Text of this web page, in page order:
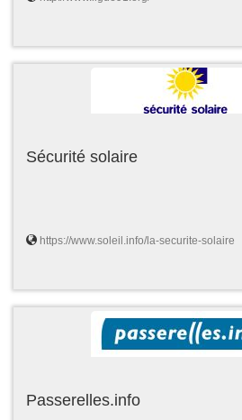
Sécurité solaire
https://www.soleil.info/la-securite-solaire
Passerelles.info